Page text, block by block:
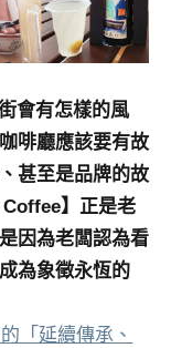
會有怎樣的風
啡廳應該要有故
甚至是品牌的故
】正是老
因為老闆認為看
為象徵永恆的
「延續傳承、